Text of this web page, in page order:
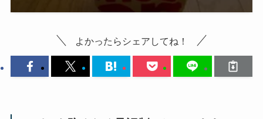
よかったらシェアしてね！